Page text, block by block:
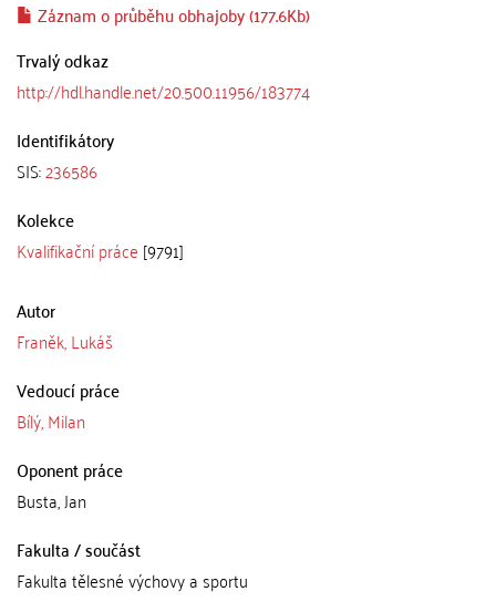
Záznam o průběhu obhajoby (177.6Kb)
Trvalý odkaz
http://hdl.handle.net/20.500.11956/183774
Identifikátory
SIS:236586
Kolekce
Kvalifikační práce [9791]
Autor
Franěk, Lukáš
Vedoucí práce
Bílý, Milan
Oponent práce
Busta, Jan
Fakulta / součást
Fakulta tělesné výchovy a sportu